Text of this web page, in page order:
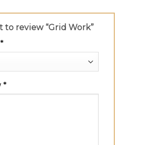
to review “Grid Work”
*
*